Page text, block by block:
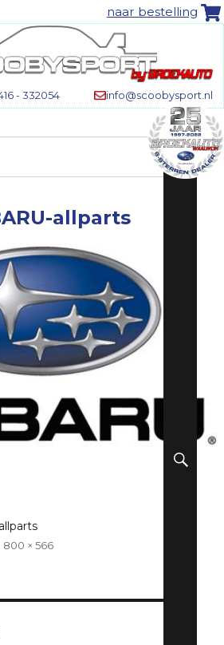
naar bestelling
- 332054 info@scoobysport.nl
allparts
Volledige
800 × 566